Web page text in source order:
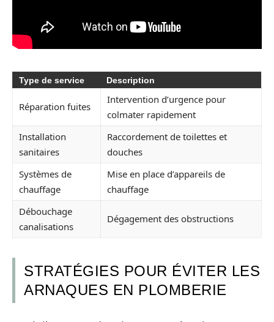
Type de service Description
Réparation fuites
Intervention d’urgence pour
colmater rapidement
Installation
sanitaires
Raccordement de toilettes et
douches
Systèmes de
chauffage
Mise en place d’appareils de
chauffage
Débouchage
canalisations
Dégagement des obstructions
STRATÉGIES POUR ÉVITER LES
ARNAQUES EN PLOMBERIE